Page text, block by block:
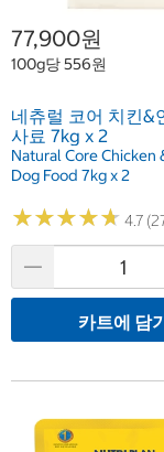
77,900원
100g당 556원
네츄럴 코어 치킨&
사료 7kg x 2
Natural Core Chicken
Dog Food 7kg x 2
★★★★★
★★★★★ 4.7
카트에 담